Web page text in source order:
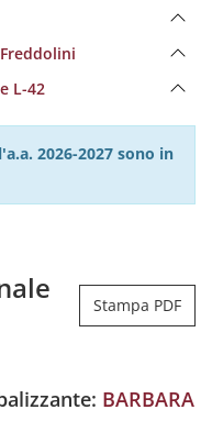
L-42
2026-2027 sono in
Stampa PDF
BARBARA